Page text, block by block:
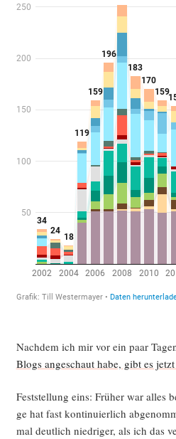
Nach­dem ich mir vor ein paar
Blogs ange­schaut habe, gibt es
Fest­stel­lung eins: Frü­her war
ge hat fast kon­ti­nu­ier­lich
mal deut­lich nied­ri­ger, als ich das